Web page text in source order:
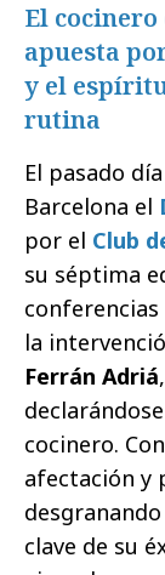
El
apuesta
y el
rutina
El pasado
Barcelona el
por el Club
su séptima
la
Ferrán Adriá
declarándose
cocinero.
afectación y
clave de su